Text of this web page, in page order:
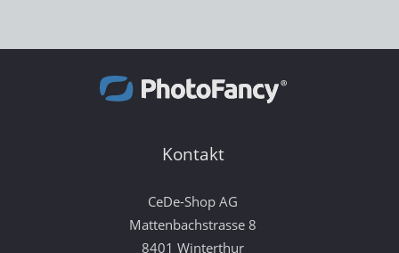
Kontakt
CeDe-Shop AG
Mattenbachstrasse 8
8401 Winterthur